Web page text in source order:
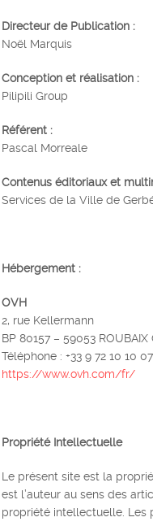
Directeur de Publication :
Noël Marquis
Conception et réalisation :
Pilipili Group
Référent :
Pascal Morreale
Contenus éditoriaux et
Services de la Ville de
Hébergement :
OVH
2, rue Kellermann
BP 80157 – 59053 ROUBAIX
Téléphone : +33 9 72 10 10 07
https://www.ovh.com/fr/
Propriété Intellectuelle
Le présent site est la
est l’auteur au sens des
propriété intellectuelle. Les